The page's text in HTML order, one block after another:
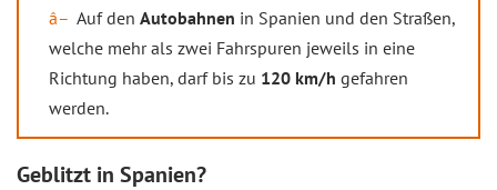
Auf den Autobahnen in Spanien und den Straßen,
welche mehr als zwei Fahrspuren jeweils in eine
Richtung haben, darf bis zu 120 km/h gefahren
werden.
Geblitzt in Spanien?